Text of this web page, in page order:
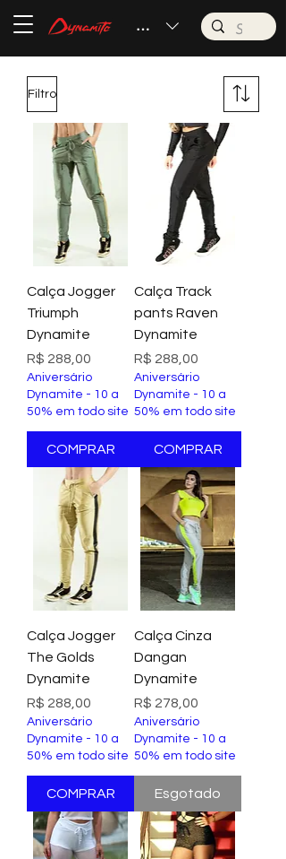
BRL (R$)
Filtro
Calça Jogger
Triumph
Dynamite
Preço
R$ 288,00
Aniversário
Dynamite - 10 a
50% em todo site
COMPRAR
Calça Track
pants Raven
Dynamite
Preço
R$ 288,00
Aniversário
Dynamite - 10 a
50% em todo site
COMPRAR
Calça Jogger
The Golds
Dynamite
Preço
R$ 288,00
Aniversário
Dynamite - 10 a
50% em todo site
COMPRAR
Calça Cinza
Dangan
Dynamite
Preço
R$ 278,00
Aniversário
Dynamite - 10 a
50% em todo site
Esgotado